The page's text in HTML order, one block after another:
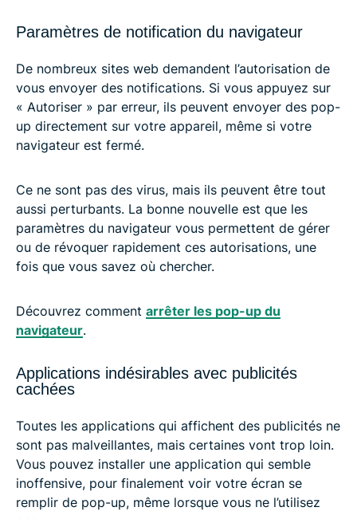
Paramètres de notification du navigateur
De nombreux sites web demandent l’autorisation de
vous envoyer des notifications. Si vous appuyez sur
« Autoriser » par erreur, ils peuvent envoyer des pop-
up directement sur votre appareil, même si votre
navigateur est fermé.
Ce ne sont pas des virus, mais ils peuvent être tout
aussi perturbants. La bonne nouvelle est que les
paramètres du navigateur vous permettent de gérer
ou de révoquer rapidement ces autorisations, une
fois que vous savez où chercher.
Découvrez comment arrêter les pop-up du
navigateur.
Applications indésirables avec publicités
cachées
Toutes les applications qui affichent des publicités ne
sont pas malveillantes, mais certaines vont trop loin.
Vous pouvez installer une application qui semble
inoffensive, pour finalement voir votre écran se
remplir de pop-up, même lorsque vous ne l’utilisez